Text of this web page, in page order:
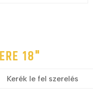
18"
Kerék le fel szerelés